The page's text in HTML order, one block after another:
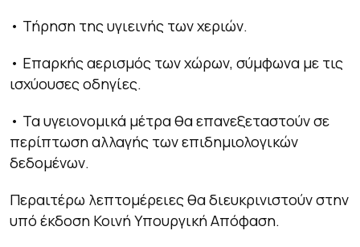
• Τήρηση της υγιεινής των χεριών.
• Επαρκής αερισμός των χώρων, σύμφωνα με τις
ισχύουσες οδηγίες.
• Τα υγειονομικά μέτρα θα επανεξεταστούν σε
περίπτωση αλλαγής των επιδημιολογικών
δεδομένων.
Περαιτέρω λεπτομέρειες θα διευκρινιστούν στην
υπό έκδοση Κοινή Υπουργική Απόφαση.